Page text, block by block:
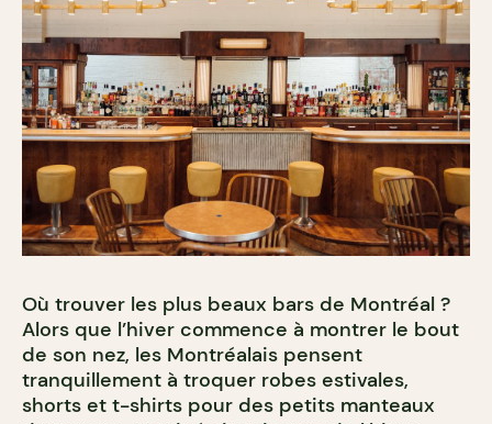
Où trouver les plus beaux bars de Montréal ?
Alors que l’hiver commence à montrer le bout
de son nez, les Montréalais pensent
tranquillement à troquer robes estivales,
shorts et t-shirts pour des petits manteaux